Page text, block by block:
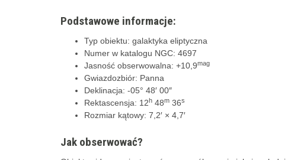
Podstawowe informacje:
Typ obiektu: galaktyka eliptyczna
Numer w katalogu NGC: 4697
Jasność obserwowalna: +10,9mag
Gwiazdozbiór: Panna
Deklinacja: -05° 48′ 00″
Rektascensja: 12h 48m 36s
Rozmiar kątowy: 7,2′ × 4,7′
Jak obserwować?